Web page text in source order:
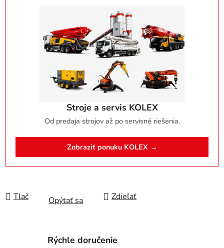
Stroje a servis KOLEX
Od predaja strojov až po servisné riešenia.
Zobraziť ponuku KOLEX →
Tlač Opýtať sa Zdieľať
Rýchle doručenie